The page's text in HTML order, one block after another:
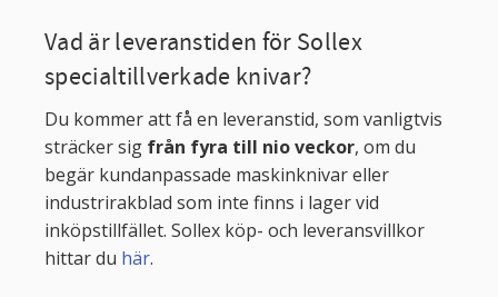
Vad är leveranstiden för Sollex
specialtillverkade knivar?
Du kommer att få en leveranstid, som vanligtvis
sträcker sig från fyra till nio veckor, om du
begär kundanpassade maskinknivar eller
industrirakblad som inte finns i lager vid
inköpstillfället. Sollex köp- och leveransvillkor
hittar du här.